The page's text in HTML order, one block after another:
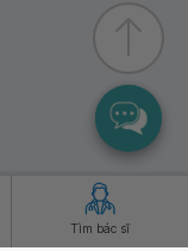
Tìm bác sĩ